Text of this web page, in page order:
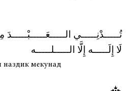
تُـــــدْنِـــــي
لَا إِلَـــــه إِلَّا الـــــلـــــه
мекунад